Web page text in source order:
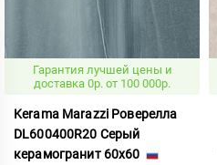
Гарантия лучшей цены и
доставка 0р. от 100 000р.
Kerama Marazzi Роверелла
DL600400R20 Серый
керамогранит 60x60